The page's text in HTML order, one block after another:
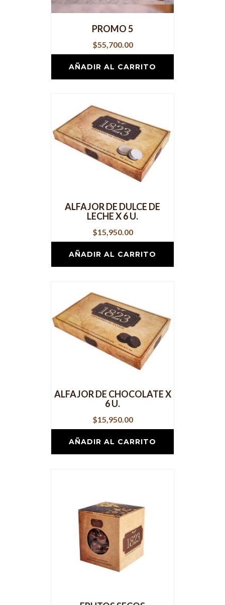
PROMO 5
$55,700.00
AÑADIR AL CARRITO
ALFAJOR DE DULCE DE
LECHE X 6 U.
$15,950.00
AÑADIR AL CARRITO
ALFAJOR DE CHOCOLATE X
6 U.
$15,950.00
AÑADIR AL CARRITO